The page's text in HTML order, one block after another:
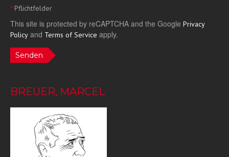
*Pflichtfelder
This site is protected by reCAPTCHA and the Google Privacy
Policy and Terms of Service apply.
Senden
BREUER, MARCEL